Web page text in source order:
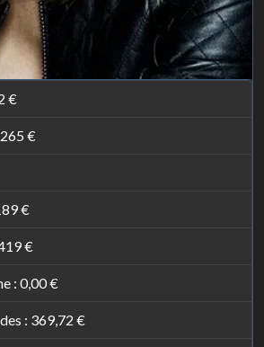
€
265 €
€
€
: 0,00 €
: 369,72 €